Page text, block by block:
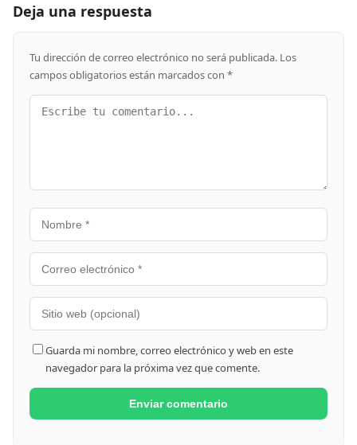
Deja una respuesta
Tu dirección de correo electrónico no será publicada. Los
campos obligatorios están marcados con *
Guarda mi nombre, correo electrónico y web en este
navegador para la próxima vez que comente.